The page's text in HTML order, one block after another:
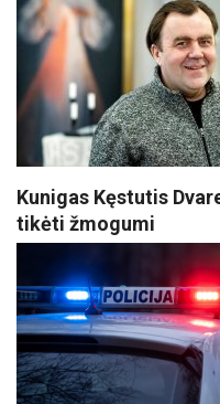
Kunigas Kęstutis
tikėti žmogumi